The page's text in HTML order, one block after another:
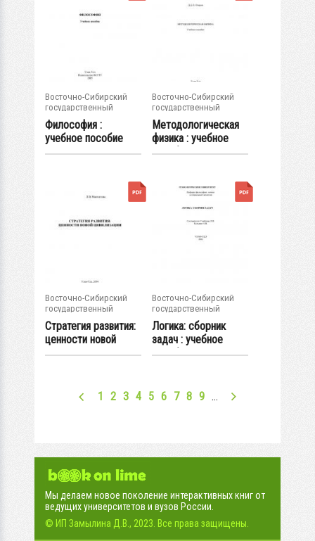
Восточно-Сибирский
государственный
университет...
Философия :
учебное пособие
Восточно-Сибирский
государственный
университет...
Методологическая
физика : учебное
пособие
Восточно-Сибирский
государственный
университет...
Стратегия развития:
ценности новой
цивилизации :...
Восточно-Сибирский
государственный
университет...
Логика: сборник
задач : учебное
пособие
1 2 3 4 5 6 7 8 9 …
Мы делаем новое поколение интерактивных книг от
ведущих университетов и вузов России.
© ИП Замылина Д.В., 2023. Все права защищены.